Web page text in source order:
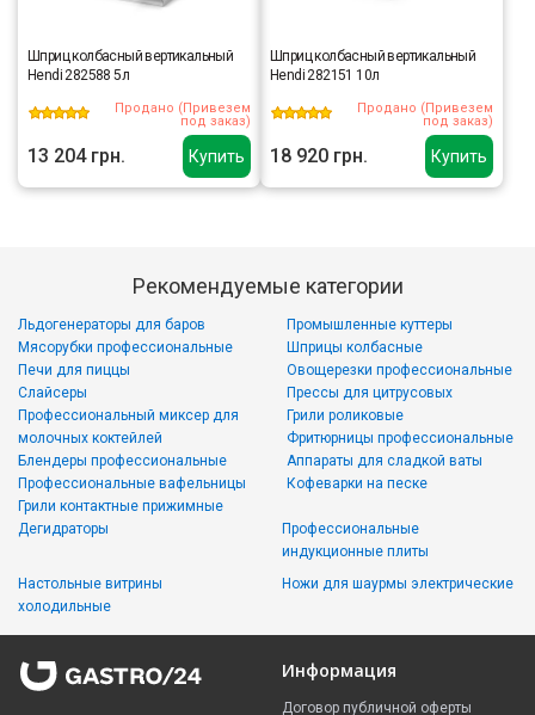
Купить
Шприц колбасный вертикальный
Hendi 282588 5л
Продано (Привезем
под заказ)
13 204 грн. Купить
Шприц колбасный вертикальный
Hendi 282151 10л
Продано (Привезем
под заказ)
18 920 грн.
Рекомендуемые категории
Льдогенераторы для баров
Мясорубки профессиональные
Печи для пиццы
Слайсеры
Промышленные куттеры
Шприцы колбасные
Овощерезки профессиональные
Прессы для цитрусовых
Профессиональный миксер для
молочных коктейлей
Блендеры профессиональные
Профессиональные вафельницы
Грили контактные прижимные
Грили роликовые
Фритюрницы профессиональные
Аппараты для сладкой ваты
Кофеварки на песке
Дегидраторы
Настольные витрины
холодильные
Профессиональные
индукционные плиты
Ножи для шаурмы электрические
Информация
Договор публичной оферты